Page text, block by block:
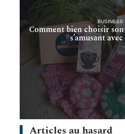
BUSINESS
Comment bien choisir
s’amusant
Articles au hasard